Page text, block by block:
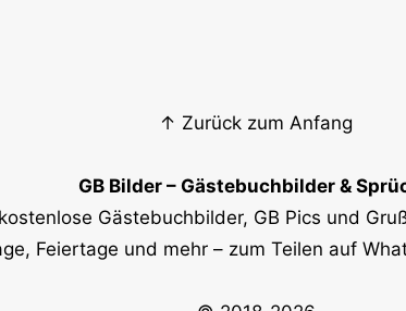
↑ Zurück zum Anfang
GB Bilder – Gästebuchbilder &
Gästebuchbilder, GB Pics und
Feiertage und mehr – zum Teilen auf